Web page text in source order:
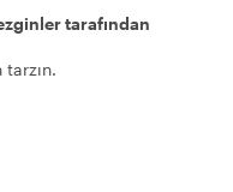
tarafından